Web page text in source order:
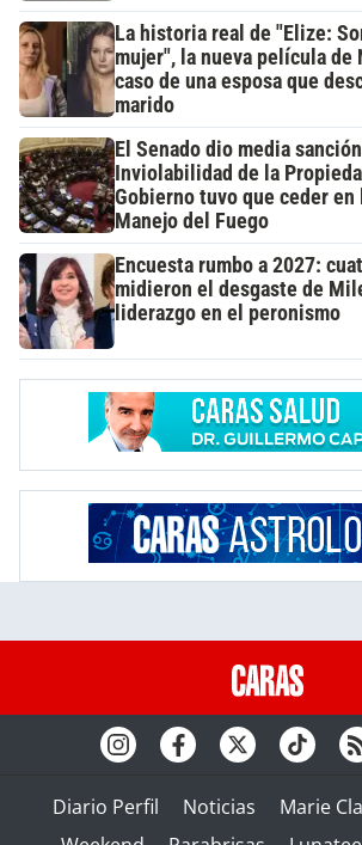
La historia real de "Elize:
mujer", la nueva película de
caso de una esposa que
marido
El Senado dio media
Inviolabilidad de la
Gobierno tuvo que ceder en
Manejo del Fuego
Encuesta rumbo a 2027:
midieron el desgaste de
liderazgo en el peronismo
Diario Perfil Noticias Marie